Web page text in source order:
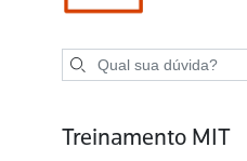
Treinamento MIT